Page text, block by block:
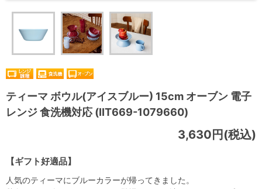
ティーマ ボウル(アイスブルー) 15cm オーブン 電子
レンジ 食洗機対応 (IIT669-1079660)
【ギフト好適品】
3,630円(税込)
人気のティーマにブルーカラーが帰ってきました。